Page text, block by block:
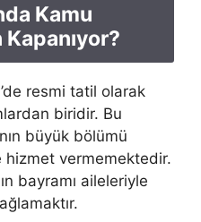
Kamu
resmi tatil olarak
biridir. Bu
büyük bölümü
vermemektedir.
bayramı aileleriyle